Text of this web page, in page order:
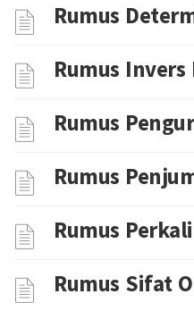
Rumus
Rumus
Rumus
Rumus
Rumus
Rumus Sifat